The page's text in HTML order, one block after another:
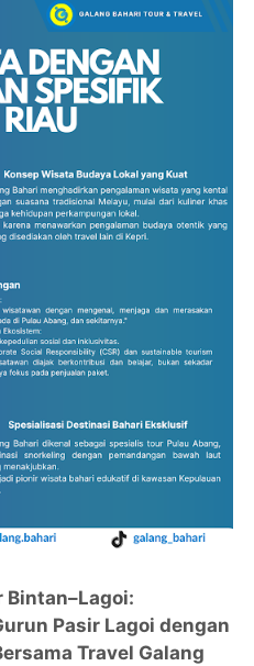
Bintan–Lagoi:
Pasir Lagoi dengan
Travel Galang